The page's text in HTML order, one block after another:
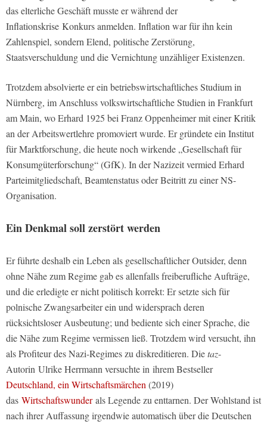
das elterliche Geschäft musste er während der
Inflationskrise Konkurs anmelden. Inflation war für ihn kein
Zahlenspiel, sondern Elend, politische Zerstörung,
Staatsverschuldung und die Vernichtung unzähliger Existenzen.
Trotzdem absolvierte er ein betriebswirtschaftliches Studium in
Nürnberg, im Anschluss volkswirtschaftliche Studien in Frankfurt
am Main, wo Erhard 1925 bei Franz Oppenheimer mit einer Kritik
an der Arbeitswertlehre promoviert wurde. Er gründete ein Institut
für Marktforschung, die heute noch wirkende „Gesellschaft für
Konsumgüterforschung“ (GfK). In der Nazizeit vermied Erhard
Parteimitgliedschaft, Beamtenstatus oder Beitritt zu einer NS-
Organisation.
Ein Denkmal soll zerstört werden
Er führte deshalb ein Leben als gesellschaftlicher Outsider, denn
ohne Nähe zum Regime gab es allenfalls freiberufliche Aufträge,
und die erledigte er nicht politisch korrekt: Er setzte sich für
polnische Zwangsarbeiter ein und widersprach deren
rücksichtsloser Ausbeutung; und bediente sich einer Sprache, die
die Nähe zum Regime vermissen ließ. Trotzdem wird versucht, ihn
als Profiteur des Nazi-Regimes zu diskreditieren. Dietaz-
Autorin Ulrike Herrmann versuchte in ihrem Bestseller
Deutschland, ein Wirtschaftsmärchen(2019)
das Wirtschaftswunderals Legende zu enttarnen. Der Wohlstand ist
nach ihrer Auffassung irgendwie automatisch über die Deutschen